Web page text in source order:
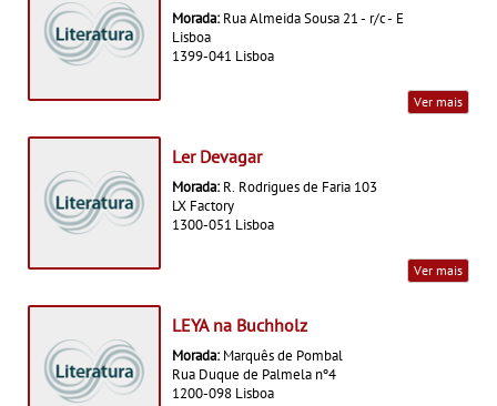
Morada: Rua Almeida Sousa 21 - r/c - E
Lisboa
1399-041 Lisboa
Ver mais
Ler Devagar
Morada: R. Rodrigues de Faria 103
LX Factory
1300-051 Lisboa
Ver mais
LEYA na Buchholz
Morada: Marquês de Pombal
Rua Duque de Palmela nº4
1200-098 Lisboa